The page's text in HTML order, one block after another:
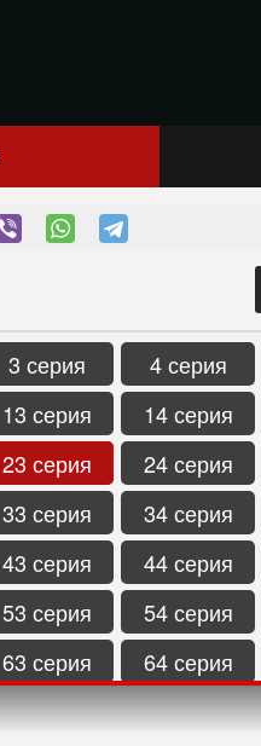
3 серия 4 серия
13 серия 14 серия
23 серия 24 серия
33 серия 34 серия
43 серия 44 серия
53 серия 54 серия
63 серия 64 серия
73 серия 74 серия